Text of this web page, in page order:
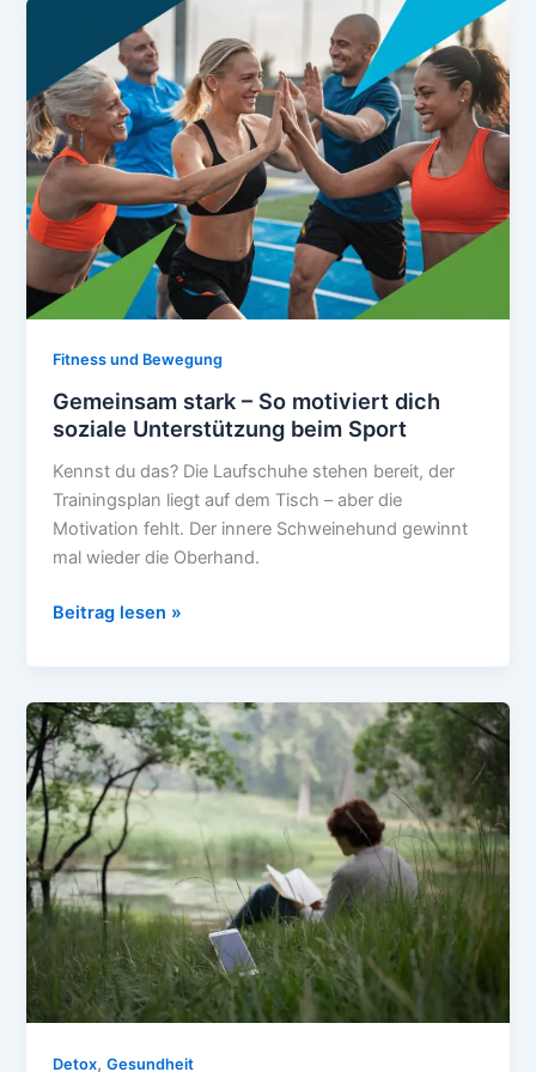
Fakten
aufgedeckt
Fitness und Bewegung
Gemeinsam stark – So motiviert dich
soziale Unterstützung beim Sport
Kennst du das? Die Laufschuhe stehen bereit, der
Trainingsplan liegt auf dem Tisch – aber die
Motivation fehlt. Der innere Schweinehund gewinnt
mal wieder die Oberhand.
Gemeinsam
So
motiviert
dich
soziale
Unterstützung
beim
Sport
Beitrag lesen »
Detox,Gesundheit